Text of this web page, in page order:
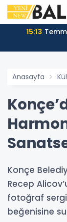
15:13
Anasayfa
Konçe
Recep
fotoğraf
beğenisine